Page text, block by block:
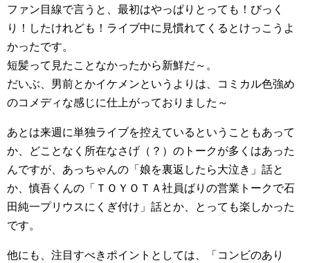
ファン目線で言うと、最初はやっぱりとっても！びっく
り！したけれども！ライブ中に見慣れてくるとけっこうよ
かったです。
短髪って見たことなかったから新鮮だ～。
だいぶ、男前とかイケメンというよりは、コミカル色強め
のコメディな感じに仕上がっておりました～
あとは来週に単独ライブを控えているということもあって
か、どことなく所在なさげ（？）のトークが多くはあった
んですが、あっちゃんの「娘を裏返したら大泣き」話と
か、慎吾くんの「ＴＯＹＯＴＡ社員ばりの営業トークで石
田純一プリウスにくぎ付け」話とか、とっても楽しかった
です。
他にも、注目すべきポイントとしては、「コンビのあり